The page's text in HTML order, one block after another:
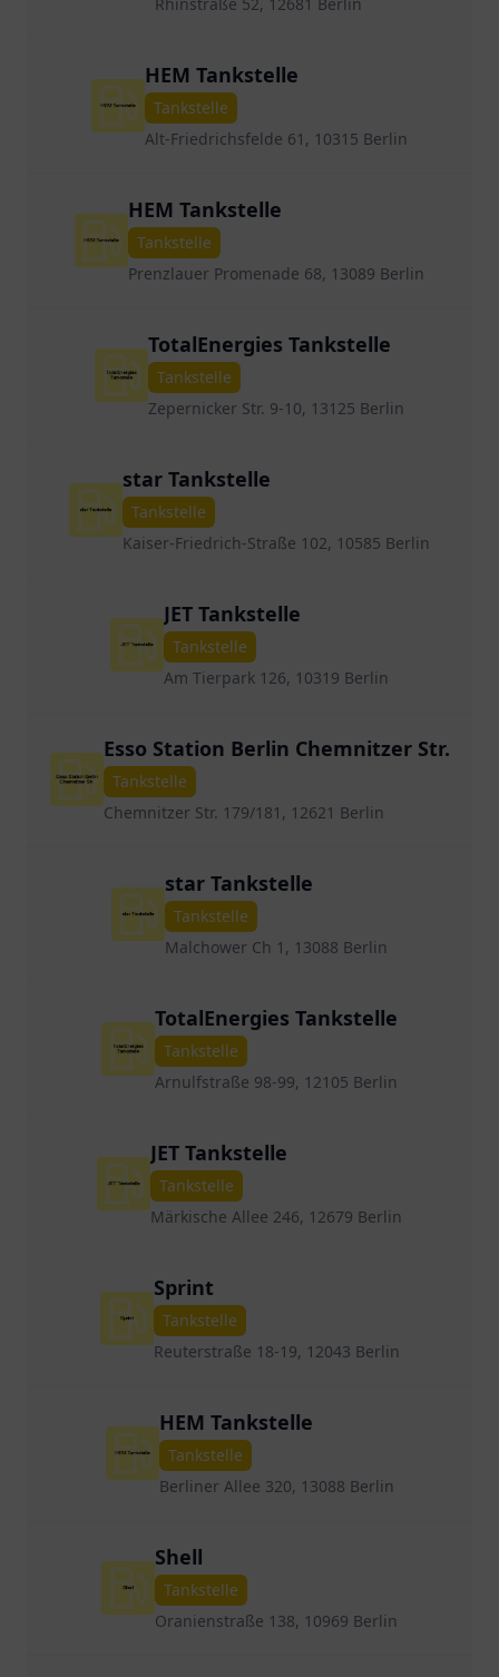
HEM Tankstelle
Tankstelle
Alt-Friedrichsfelde 61, 10315 Berlin
HEM Tankstelle
Tankstelle
Prenzlauer Promenade 68, 13089 Berlin
TotalEnergies Tankstelle
Tankstelle
Zepernicker Str. 9-10, 13125 Berlin
star Tankstelle
Tankstelle
Kaiser-Friedrich-Straße 102, 10585 Berlin
JET Tankstelle
Tankstelle
Am Tierpark 126, 10319 Berlin
Esso Station Berlin Chemnitzer Str.
Tankstelle
Chemnitzer Str. 179/181, 12621 Berlin
star Tankstelle
Tankstelle
Malchower Ch 1, 13088 Berlin
TotalEnergies Tankstelle
Tankstelle
Arnulfstraße 98-99, 12105 Berlin
JET Tankstelle
Tankstelle
Märkische Allee 246, 12679 Berlin
Sprint
Tankstelle
Reuterstraße 18-19, 12043 Berlin
HEM Tankstelle
Tankstelle
Berliner Allee 320, 13088 Berlin
Shell
Tankstelle
Oranienstraße 138, 10969 Berlin